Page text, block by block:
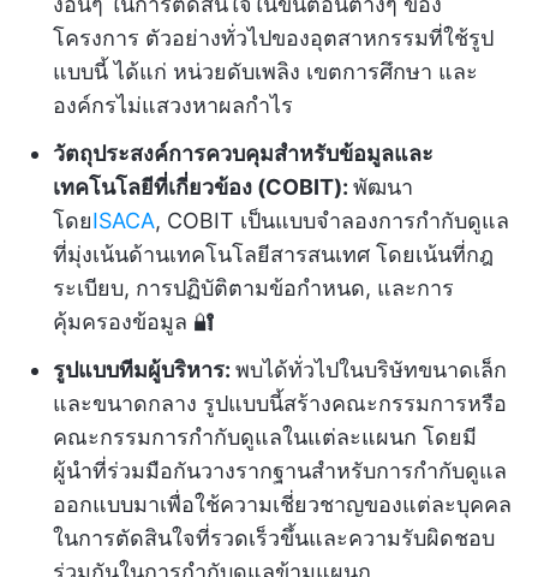
โครงการ ตัวอย่างทั่วไปของอุตสาหกรรมที่ใช้รูป
แบบนี้ ได้แก่ หน่วยดับเพลิง เขตการศึกษา และ
องค์กรไม่แสวงหาผลกำไร
วัตถุประสงค์การควบคุมสำหรับข้อมูลและ
เทคโนโลยีที่เกี่ยวข้อง (COBIT): พัฒนา
โดยISACA, COBIT เป็นแบบจำลองการกำกับดูแล
ที่มุ่งเน้นด้านเทคโนโลยีสารสนเทศ โดยเน้นที่กฎ
ระเบียบ, การปฏิบัติตามข้อกำหนด, และการ
คุ้มครองข้อมูล 🔐
รูปแบบทีมผู้บริหาร: พบได้ทั่วไปในบริษัทขนาดเล็ก
และขนาดกลาง รูปแบบนี้สร้างคณะกรรมการหรือ
คณะกรรมการกำกับดูแลในแต่ละแผนก โดยมี
ผู้นำที่ร่วมมือกันวางรากฐานสำหรับการกำกับดูแล
ออกแบบมาเพื่อใช้ความเชี่ยวชาญของแต่ละบุคคล
ในการตัดสินใจที่รวดเร็วขึ้นและความรับผิดชอบ
ร่วมกันในการกำกับดูแลข้ามแผนก